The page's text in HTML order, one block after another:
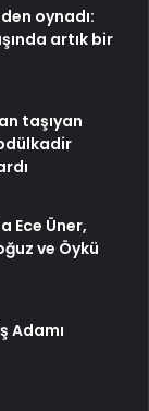
oynadı:
artık bir
taşıyan
Ece Üner,
ve Öykü
Adamı